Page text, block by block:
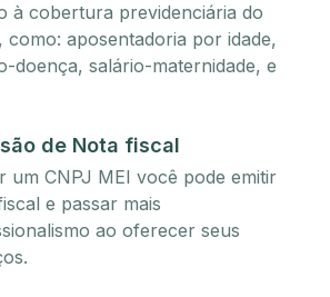
à cobertura previdenciária do
como: aposentadoria por idade,
doença, salário-maternidade, e
de Nota fiscal
um CNPJ MEI você pode emitir
e passar mais
ao oferecer seus